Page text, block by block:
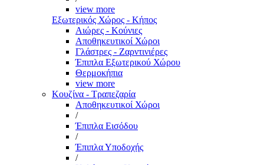
view more
Εξωτερικός Χώρος - Κήπος
Αιώρες - Κούνιες
Αποθηκευτικοί Χώροι
Γλάστρες - Ζαρντινιέρες
Έπιπλα Εξωτερικού Χώρου
Θερμοκήπια
view more
Κουζίνα - Τραπεζαρία
Αποθηκευτικοί Χώροι
/
Έπιπλα Εισόδου
/
Έπιπλα Υποδοχής
/